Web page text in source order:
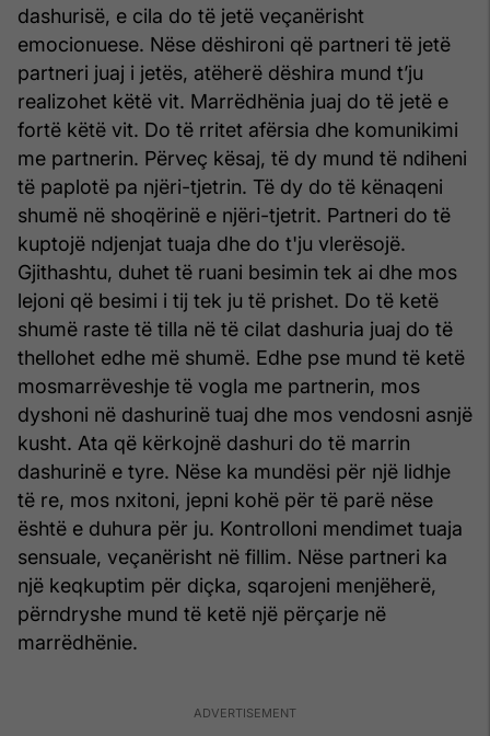
dashurisë, e cila do të jetë veçanërisht
emocionuese. Nëse dëshironi që partneri të jetë
partneri juaj i jetës, atëherë dëshira mund t’ju
realizohet këtë vit. Marrëdhënia juaj do të jetë e
fortë këtë vit. Do të rritet afërsia dhe komunikimi
me partnerin. Përveç kësaj, të dy mund të ndiheni
të paplotë pa njëri-tjetrin. Të dy do të kënaqeni
shumë në shoqërinë e njëri-tjetrit. Partneri do të
kuptojë ndjenjat tuaja dhe do t'ju vlerësojë.
Gjithashtu, duhet të ruani besimin tek ai dhe mos
lejoni që besimi i tij tek ju të prishet. Do të ketë
shumë raste të tilla në të cilat dashuria juaj do të
thellohet edhe më shumë. Edhe pse mund të ketë
mosmarrëveshje të vogla me partnerin, mos
dyshoni në dashurinë tuaj dhe mos vendosni asnjë
kusht. Ata që kërkojnë dashuri do të marrin
dashurinë e tyre. Nëse ka mundësi për një lidhje
të re, mos nxitoni, jepni kohë për të parë nëse
është e duhura për ju. Kontrolloni mendimet tuaja
sensuale, veçanërisht në fillim. Nëse partneri ka
një keqkuptim për diçka, sqarojeni menjëherë,
përndryshe mund të ketë një përçarje në
marrëdhënie.